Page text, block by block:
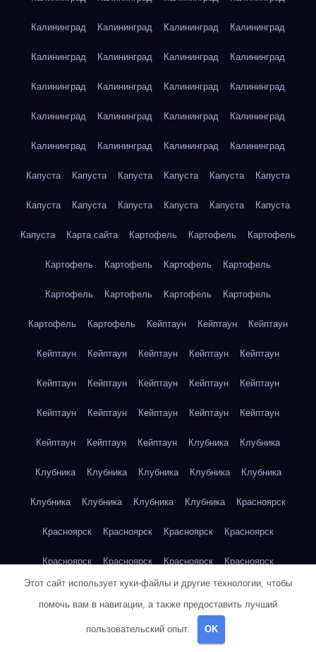
Калининград Калининград Калининград Калининград
Калининград Калининград Калининград Калининград
Калининград Калининград Калининград Калининград
Калининград Калининград Калининград Калининград
Калининград Калининград Калининград Калининград
Капуста Капуста Капуста Капуста Капуста Капуста
Капуста Капуста Капуста Капуста Капуста Капуста
Капуста Карта сайта Картофель Картофель Картофель
Картофель Картофель Картофель Картофель
Картофель Картофель Картофель Картофель
Картофель Картофель Кейптаун Кейптаун Кейптаун
Кейптаун Кейптаун Кейптаун Кейптаун Кейптаун
Кейптаун Кейптаун Кейптаун Кейптаун Кейптаун
Кейптаун Кейптаун Кейптаун Кейптаун Кейптаун
Кейптаун Кейптаун Кейптаун Клубника Клубника
Клубника Клубника Клубника Клубника Клубника
Клубника Клубника Клубника Клубника Красноярск
Красноярск Красноярск Красноярск Красноярск
Красноярск Красноярск Красноярск Красноярск
Красноярск Красноярск Красноярск
Кукуруза
Этот сайт использует куки-файлы и другие технологии, чтобы
помочь вам в навигации, а также предоставить лучший
пользовательский опыт. OK